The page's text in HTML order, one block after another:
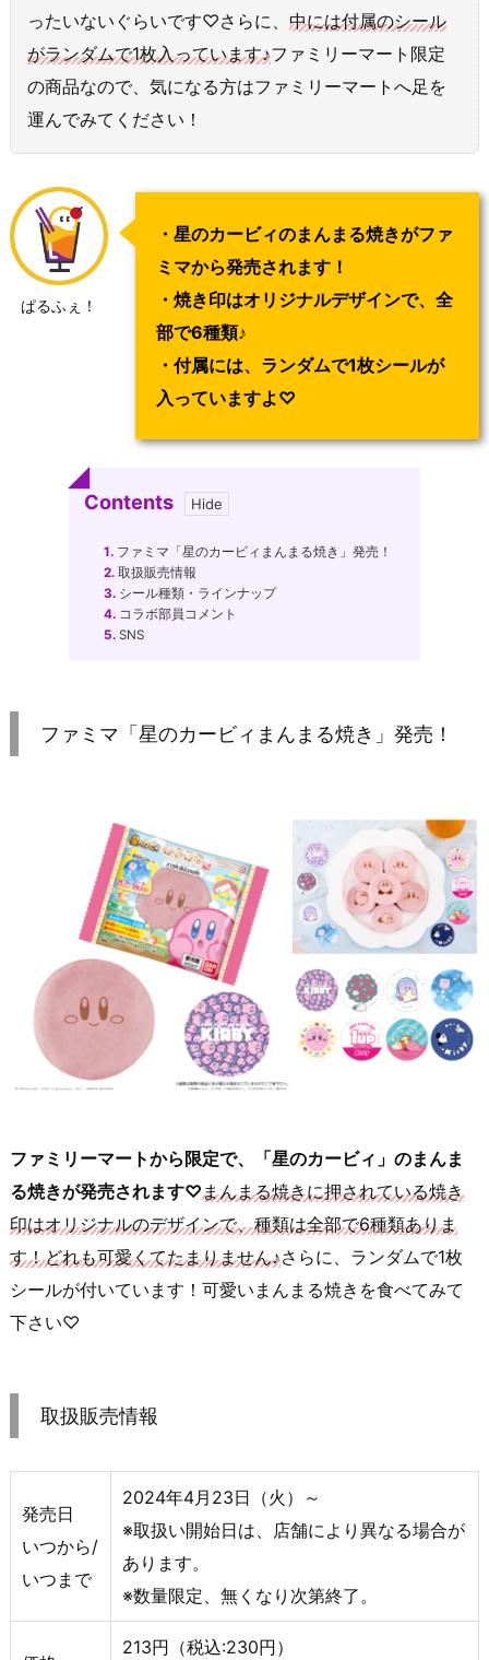
ったいないぐらいです♡さらに、 中には付属のシール
がランダムで1枚入っています♪ファミリーマート限定
の商品なので、気になる方はファミリーマートへ足を
運んでみてください！
ぱるふぇ！
・星のカービィのまんまる焼きがファ
ミマから発売されます！
・焼き印はオリジナルデザインで、全
部で6種類♪
・付属には、ランダムで1枚シールが
入っていますよ♡
Contents
1. ファミマ「星のカービィまんまる焼き」発売！
2. 取扱販売情報
3. シール種類・ラインナップ
4. コラボ部員コメント
5. SNS
ファミマ「星のカービィまんまる焼き」発売！
ファミリーマートから限定で、「星のカービィ」のまんま
る焼きが発売されます♡まんまる焼きに押されている焼き
印はオリジナルのデザインで、種類は全部で6種類ありま
す！どれも可愛くてたまりません♪さらに、ランダムで1枚
シールが付いています！可愛いまんまる焼きを食べてみて
下さい♡
取扱販売情報
発売日
いつから/
いつまで
2024年4月23日（火）～
※取扱い開始日は、店舗により異なる場合が
あります。
※数量限定、無くなり次第終了。
213円（税込:230円）